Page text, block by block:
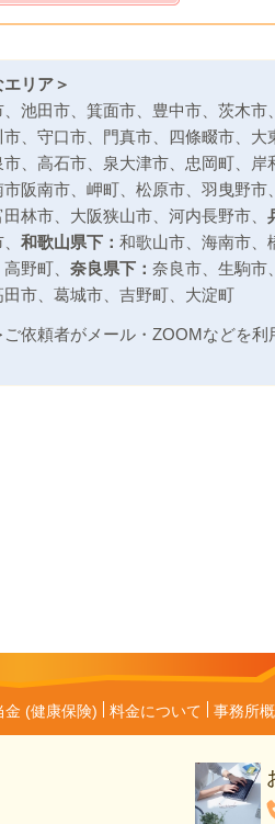
リア＞
池田市 箕面市 豊中市 茨木市
市、守口市 門真市 四條畷市 大
市 高石市 泉大津市 忠岡町、岸
市阪南市 岬町 松原市 羽曳野市
田林市 大阪狭山市 河内長野市、
和歌山県下： 和歌山市 海南市
高野町、 奈良県下： 奈良市 生駒市
田市 葛城市、 吉野町 大淀町
ご依頼者がメール・ZOOMなどを利
金 (健康保険) 料金について 事務所